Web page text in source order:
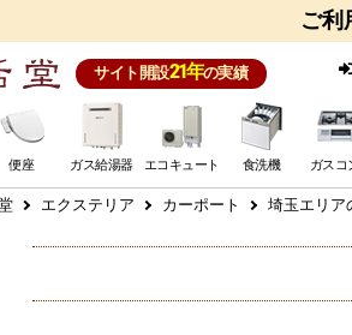
ご
サイト開設21年の実績
便座 ガス給湯器 エコキュート 食洗機 ガスコ
エクステリア カーポート 埼玉エリア